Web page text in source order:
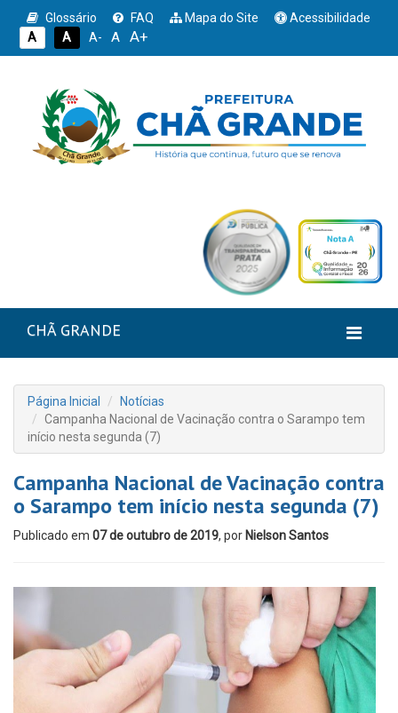
Glossário FAQ Mapa do Site
Acessibilidade
A
A A- A A+
CHÃ GRANDE
Página Inicial
Notícias
Campanha Nacional de Vacinação contra o Sarampo tem
início nesta segunda (7)
Campanha Nacional de Vacinação contra
o Sarampo tem início nesta segunda (7)
Publicado em 07 de outubro de 2019, por Nielson Santos